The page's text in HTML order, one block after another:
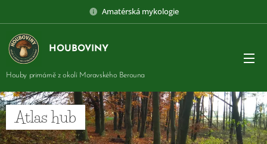
Amatérská mykologie
HOUBOVINY
Houby primárně z okolí Moravského Berouna
Atlas hub